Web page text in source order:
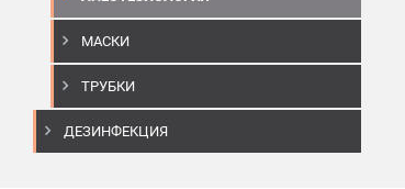
МАСКИ
ТРУБКИ
ДЕЗИНФЕКЦИЯ